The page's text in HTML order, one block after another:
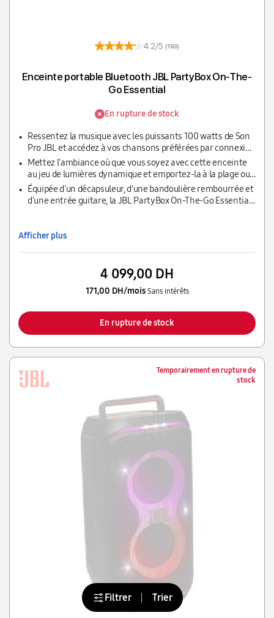
4.2/5 (193)
Enceinte portable Bluetooth JBL PartyBox On-The-
Go Essential
En rupture de stock
Ressentez la musique avec les puissants 100 watts de Son
Pro JBL et accédez à vos chansons préférées par connexion
Bluetooth, USB, AUX et TWS pendant ses 6 heures
d'autonomie
Mettez l'ambiance où que vous soyez avec cette enceinte
au jeu de lumières dynamique et emportez-la à la plage ou
au bord de la piscine sans crainte grâce à sa protection
IPX4mélodies.
Équipée d'un décapsuleur, d'une bandoulière rembourrée et
d'une entrée guitare, la JBL PartyBox On-The-Go Essential
Afficher plus
4 099,00 DH
171,00 DH/mois Sans intérêts
En rupture de stock
Temporairement en rupture de
stock
Filtrer Trier